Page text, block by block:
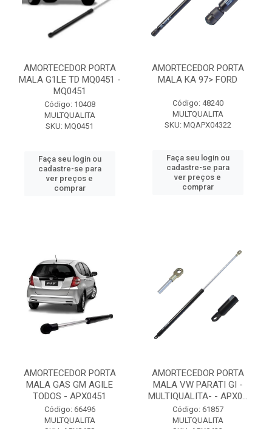
AMORTECEDOR PORTA
MALA G1LE TD MQ0451 -
MQ0451
Código: 10408
MULTQUALITA
SKU: MQ0451
Faça seu login ou
cadastre-se para
ver preços e
comprar
AMORTECEDOR PORTA
MALA KA 97> FORD
Código: 48240
MULTQUALITA
SKU: MQAPX04322
Faça seu login ou
cadastre-se para
ver preços e
comprar
AMORTECEDOR PORTA
MALA GAS GM AGILE
TODOS - APX0451
Código: 66496
MULTQUALITA
AMORTECEDOR PORTA
MALA VW PARATI GI -
MULTIQUALITA- - APX0...
Código: 61857
MULTQUALITA